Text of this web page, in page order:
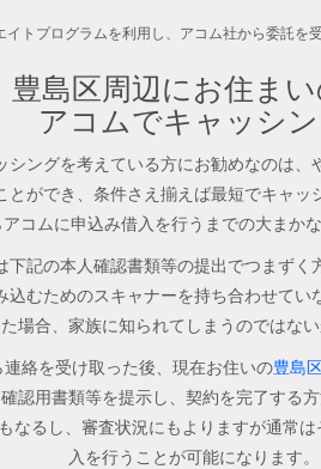
イトプログラムを利用し、アコム社から委託を
豊島区周辺にお住ま
アコムでキャッシ
ングを考えている方にお勧めなのは、
とができ、条件さえ揃えば最短でキャッ
コムに申込み借入を行うまでの大まか
下記の本人確認書類等の提出でつまずく
むためのスキャナーを持ち合わせてい
場合、家族に知られてしまうのではな
絡を受け取った後、現在お住いの豊島
確認用書類等を提示し、契約を完了する方
るし、審査状況にもよりますが通常
入を行うことが可能になります。